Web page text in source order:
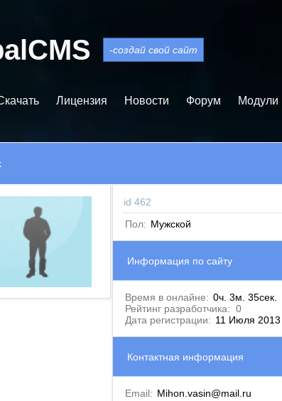
-создай свой сайт
Лицензия Новости Форум Модули
id 462
Пол: Мужской
Информация по сайту
Время в онлайне: 0ч. 3м. 35сек.
Рейтинг разработчика: 0
Дата регистрации: 11 Июля 2013
Контактная информация
Email: Mihon.vasin@mail.ru